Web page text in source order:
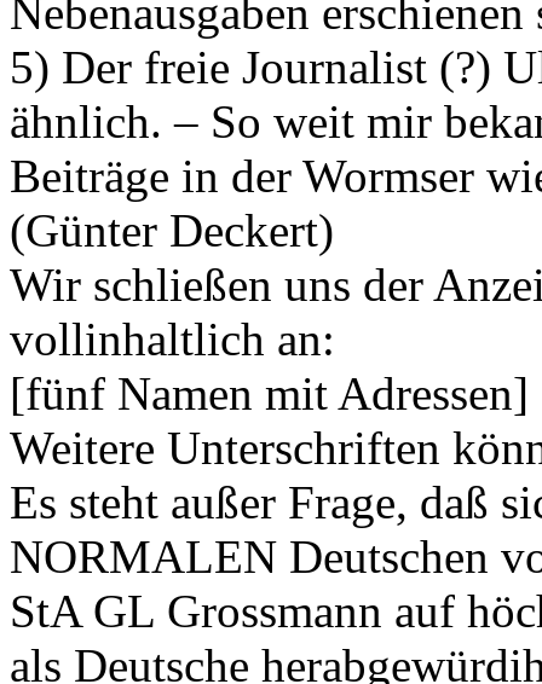
Nebenausgaben erschienen
5) Der freie Journalist (?)
ähnlich. – So weit mir
Beiträge in der Wormser
(Günter Deckert)
Wir schließen uns der
vollinhaltlich an:
[fünf Namen mit Adressen]
Weitere Unterschriften
Es steht außer Frage, daß
NORMALEN Deutschen
StA GL Grossmann auf
als Deutsche